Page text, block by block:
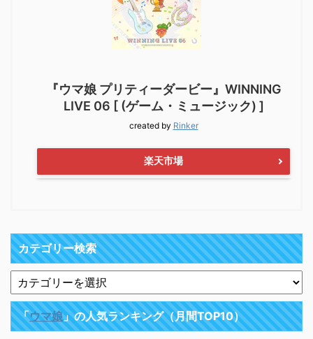
『ウマ娘 プリティーダービー』WINNING
LIVE 06 [ (ゲーム・ミュージック) ]
created by Rinker
楽天市場
カテゴリー検索
「ウマ娘」の人気ランキング（月間TOP10）